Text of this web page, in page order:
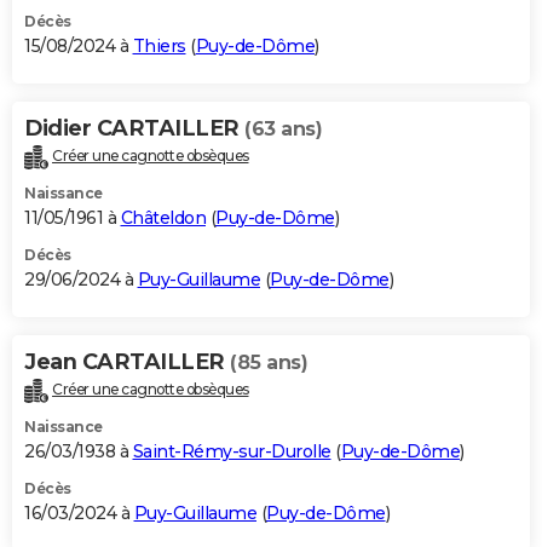
Décès
15/08/2024 à Thiers (Puy-de-Dôme)
Didier CARTAILLER (63 ans)
Créer une cagnotte obsèques
Naissance
11/05/1961 à Châteldon (Puy-de-Dôme)
Décès
29/06/2024 à Puy-Guillaume (Puy-de-Dôme)
Jean CARTAILLER (85 ans)
Créer une cagnotte obsèques
Naissance
26/03/1938 à Saint-Rémy-sur-Durolle (Puy-de-Dôme)
Décès
16/03/2024 à Puy-Guillaume (Puy-de-Dôme)